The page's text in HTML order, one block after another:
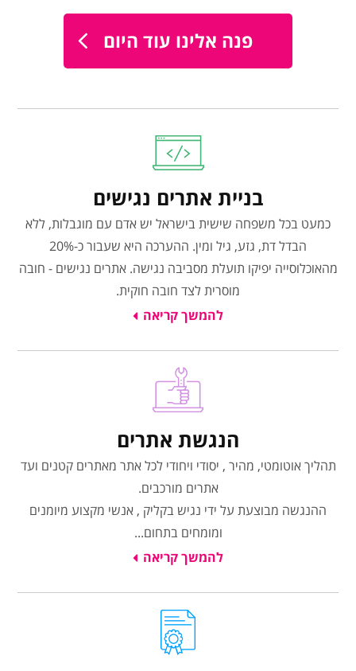
פנה אלינו עוד היום
בניית אתרים נגישים
כמעט בכל משפחה שישית בישראל יש אדם עם מוגבלות, ללא
הבדל דת, גזע, גיל ומין. ההערכה היא שעבור כ-20%
מהאוכלוסייה יפיקו תועלת מסביבה נגישה. אתרים נגישים - חובה
מוסרית לצד חובה חוקית.
להמשך קריאה
הנגשת אתרים
תהליך אוטומטי, מהיר , יסודי ויחודי לכל אתר מאתרים קטנים ועד
אתרים מורכבים.
ההנגשה מבוצעת על ידי נגיש בקליק , אנשי מקצוע מיומנים
ומומחים בתחום...
להמשך קריאה